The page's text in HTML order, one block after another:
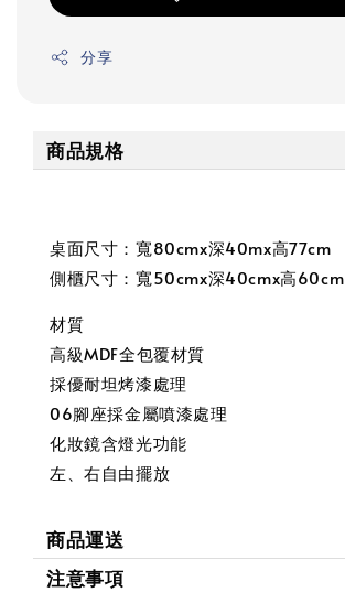
分享
商品規格
桌面尺寸：寬80cmx深40mx高77cm
側櫃尺寸：寬50cmx深40cmx高60cm
材質
高級MDF全包覆材質
採優耐坦烤漆處理
06腳座採金屬噴漆處理
化妝鏡含燈光功能
左、右自由擺放
商品運送
注意事項